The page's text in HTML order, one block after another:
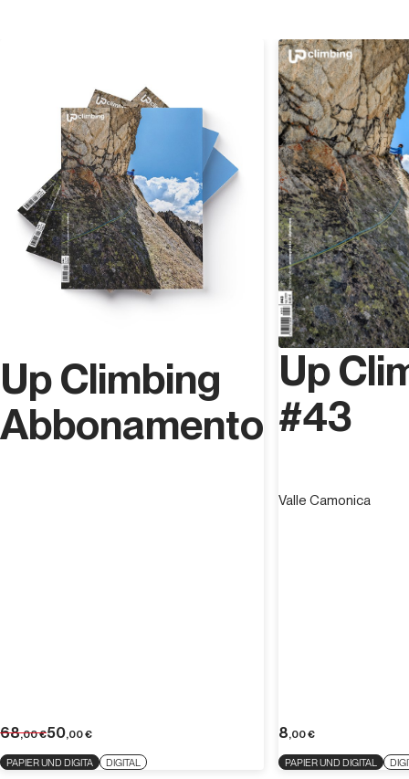
Up Climbing
Abbonamento
68,00€50,00€
PAPIER UND DIGITA DIGITAL
Up
#43
Valle Camonica
8,00€
PAPIER UND DIGITAL